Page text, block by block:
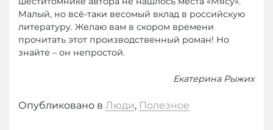
Малый, но всё-таки весомый вклад в российскую
литературу. Желаю вам в скором времени
прочитать этот производственный роман! Но
знайте – он непростой.
Екатерина Рыжих
Опубликовано в Люди, Полезное